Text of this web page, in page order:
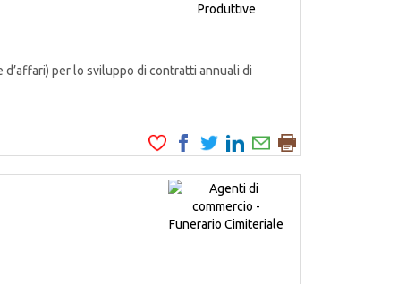
per lo sviluppo di contratti annuali di